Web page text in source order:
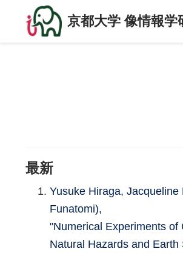
京都大学 像情報学
最新
Yusuke Hiraga,
Funatomi),
"Numerical Experiments of
Natural Hazards and